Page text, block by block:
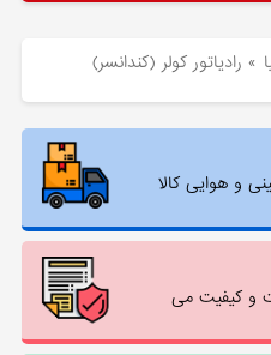
» رادیاتور کولر (کندانسر)
و هوایی کالا
و کیفیت می